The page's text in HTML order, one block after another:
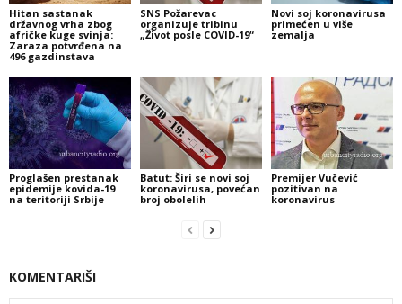
Hitan sastanak
državnog vrha zbog
afričke kuge svinja:
Zaraza potvrđena na
496 gazdinstava
SNS Požarevac
organizuje tribinu
„Život posle COVID-19“
Novi soj koronavirusa
primećen u više
zemalja
Proglašen prestanak
epidemije kovida-19
na teritoriji Srbije
Batut: Širi se novi soj
koronavirusa, povećan
broj obolelih
Premijer Vučević
pozitivan na
koronavirus
KOMENTARIŠI